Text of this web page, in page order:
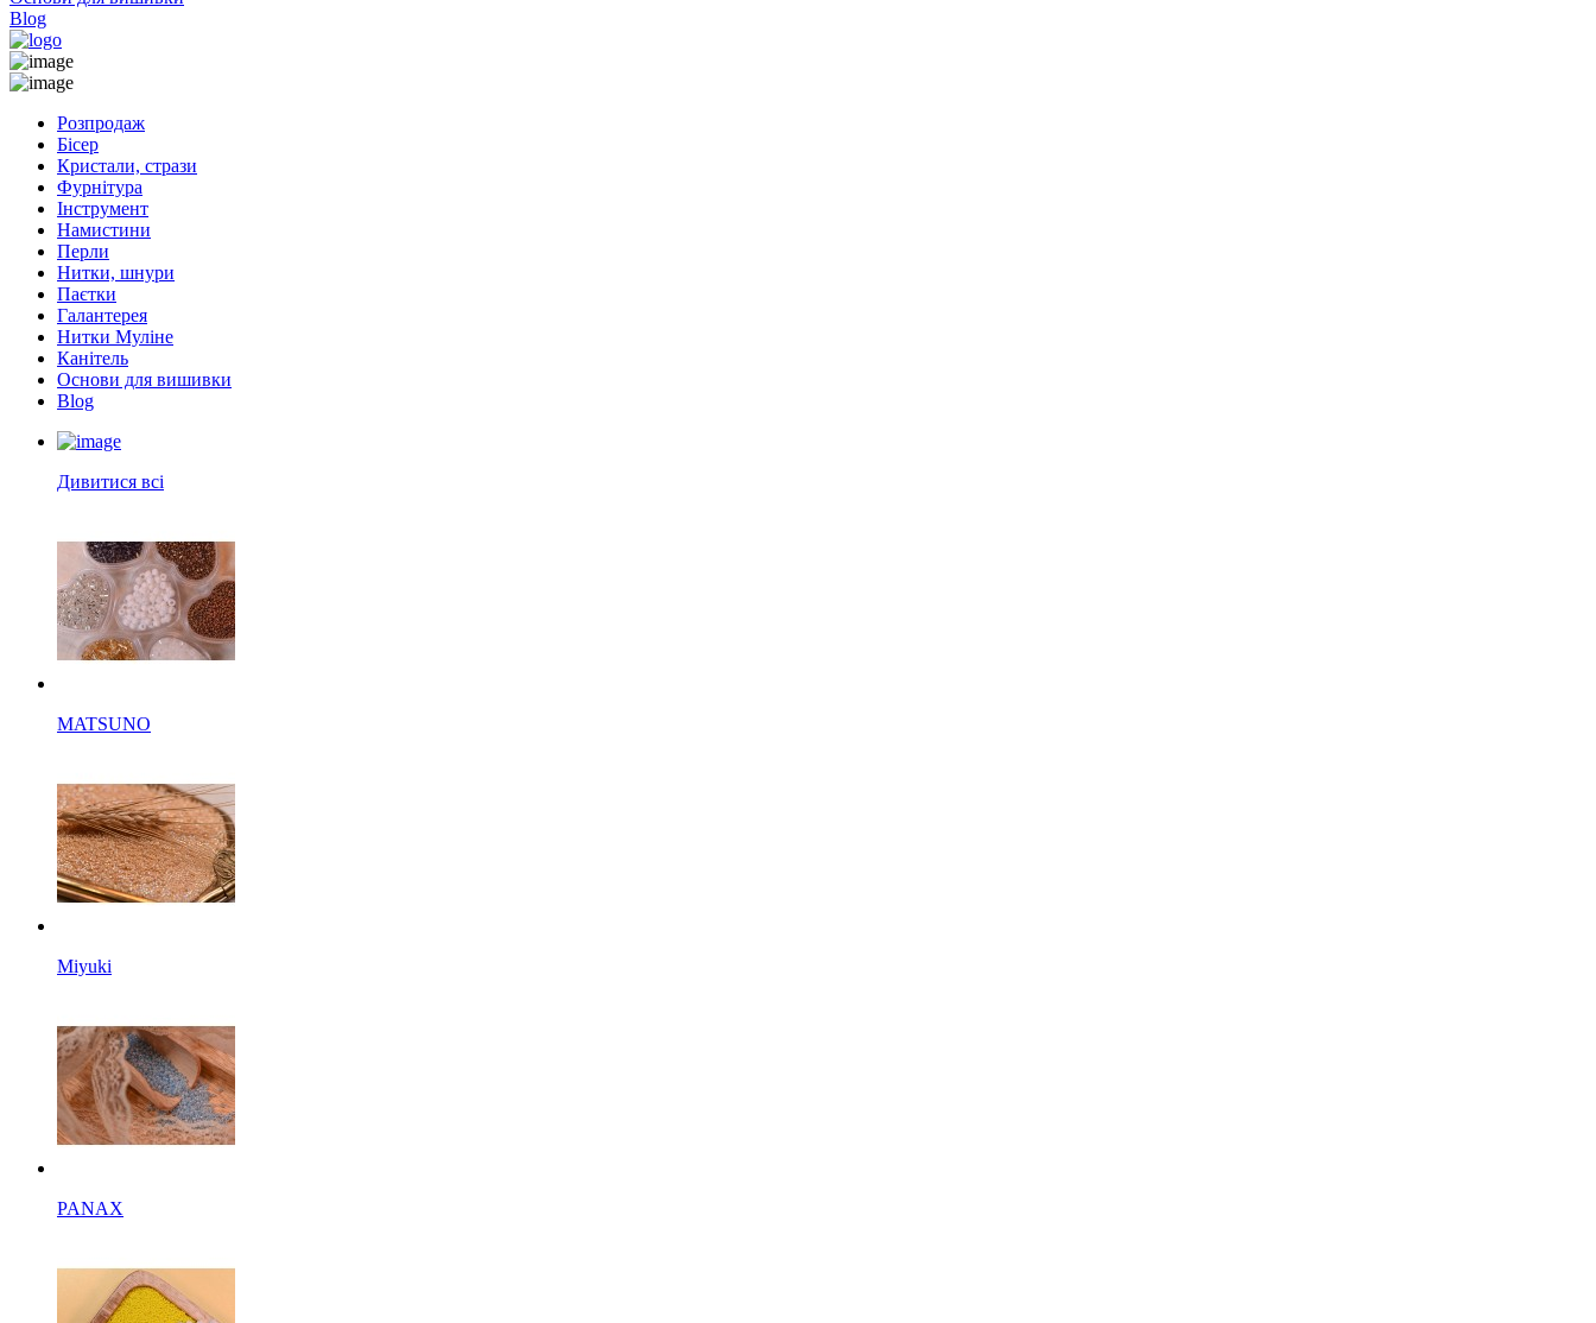
Blog
Розпродаж
Бісер
Кристали, стрази
Фурнітура
Інструмент
Намистини
Перли
Нитки, шнури
Паєтки
Галантерея
Нитки Муліне
Канітель
Основи для вишивки
Blog
Дивитися всі
MATSUNO
Miyuki
PANAX